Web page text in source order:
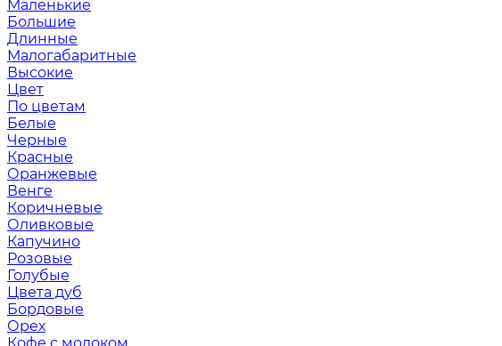
Маленькие
Большие
Длинные
Малогабаритные
Высокие
Цвет
По цветам
Белые
Черные
Красные
Оранжевые
Венге
Коричневые
Оливковые
Капучино
Розовые
Голубые
Цвета дуб
Бордовые
Орех